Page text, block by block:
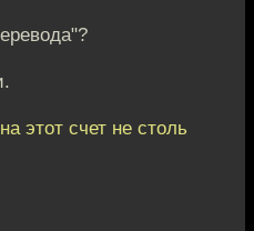
этот счет не столь